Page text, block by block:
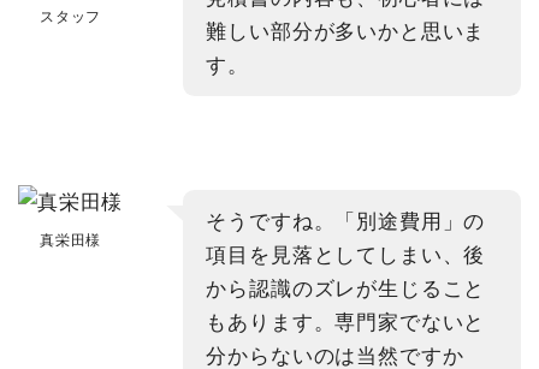
スタッフ
難しい部分が多いかと思いま
す。
真栄田様
そうですね。「別途費用」の
項目を見落としてしまい、後
から認識のズレが生じること
もあります。専門家でないと
分からないのは当然ですか